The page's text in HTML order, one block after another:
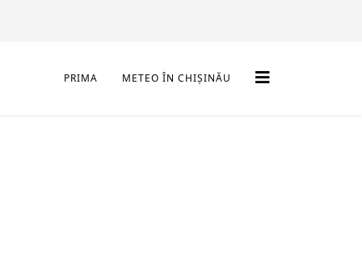
PRIMA METEO ÎN CHIȘINĂU